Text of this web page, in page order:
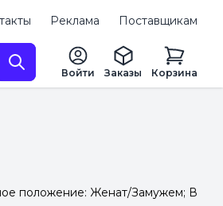
Реклама Поставщикам
Войти Заказы Корзина
положение: Женат/Замужем;